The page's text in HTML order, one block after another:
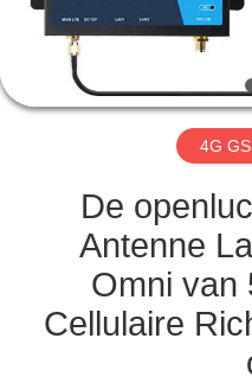
ONS
NIEUWS
GEVALLEN
VERZOEK
OM EEN
CITAAT
4G
De
Antenne
Omni van
Cellulaire